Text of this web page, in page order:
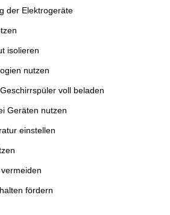
der Elektrogeräte
isolieren
nutzen
voll beladen
Geräten nutzen
einstellen
fördern